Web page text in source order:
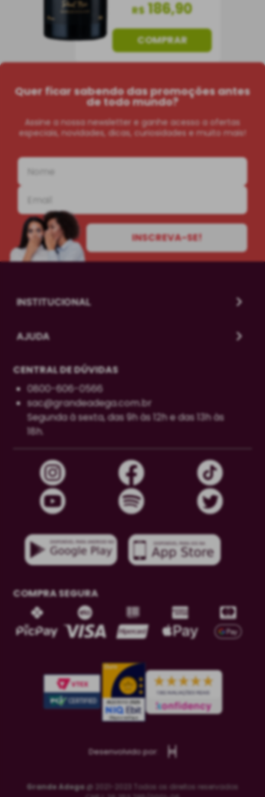
R$ 186,90
COMPRAR
Quer ficar sabendo das promoções antes
de todo mundo?
Assine a nossa newsletter e ganhe acesso a ofertas
especiais, novidades, dicas, curiosidades e muito mais!
INSCREVA-SE!
INSTITUCIONAL
AJUDA
CENTRAL DE DÚVIDAS
0800-606-0566
sac@grandeadega.com.br
Segunda à sexta, das 9h às 12h e das 13h às
18h.
COMPRA SEGURA
Desenvolvido por:
Grande Adega @ 2021-2023 Todos os direitos reservados